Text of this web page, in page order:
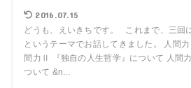
2016.07.15
どうも、えいきちです。 これまで、三回
というテーマでお話してきました。 人間
間力Ⅱ 『独自の人生哲学』について 人間
ついて &n...